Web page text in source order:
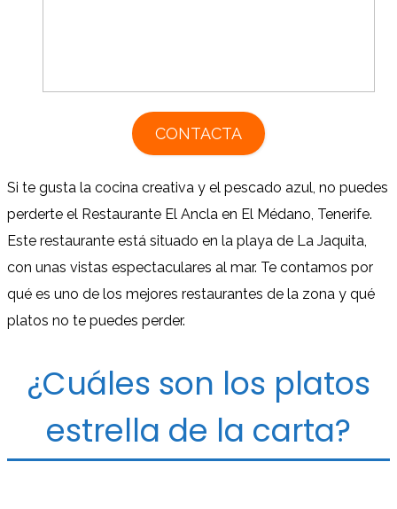
CONTACTA
Si te gusta la cocina creativa y el pescado azul, no puedes
perderte el Restaurante El Ancla en El Médano, Tenerife.
Este restaurante está situado en la playa de La Jaquita,
con unas vistas espectaculares al mar. Te contamos por
qué es uno de los mejores restaurantes de la zona y qué
platos no te puedes perder.
¿Cuáles son los platos
estrella de la carta?